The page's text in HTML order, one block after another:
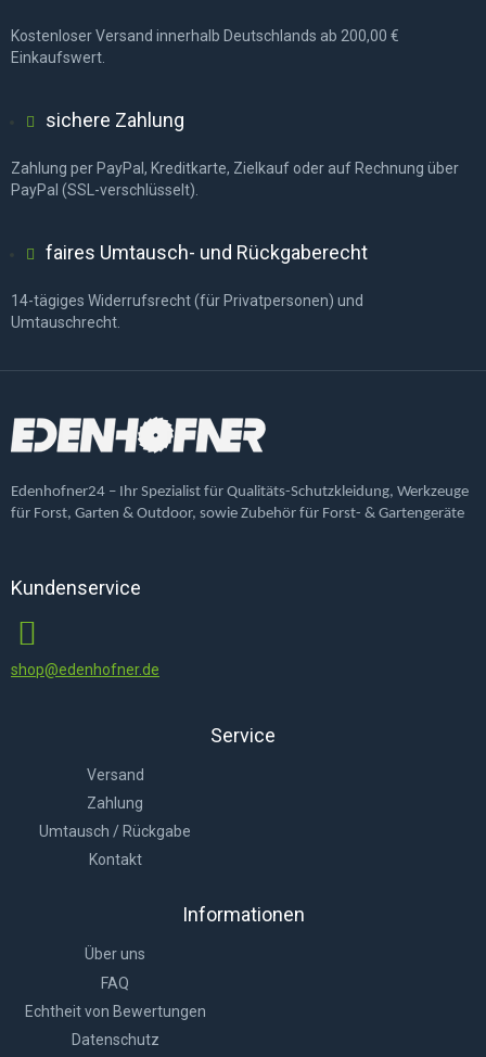
Kostenloser Versand innerhalb Deutschlands ab 200,00 €
Einkaufswert.
sichere Zahlung
Zahlung per PayPal, Kreditkarte, Zielkauf oder auf Rechnung über
PayPal (SSL-verschlüsselt).
faires Umtausch- und Rückgaberecht
14-tägiges Widerrufsrecht (für Privatpersonen) und
Umtauschrecht.
Edenhofner24 – Ihr Spezialist für Qualitäts-Schutzkleidung, Werkzeuge
für Forst, Garten & Outdoor, sowie Zubehör für Forst- & Gartengeräte
Kundenservice
shop@edenhofner.de
Service
Versand
Zahlung
Umtausch / Rückgabe
Kontakt
Informationen
Über uns
FAQ
Echtheit von Bewertungen
Datenschutz